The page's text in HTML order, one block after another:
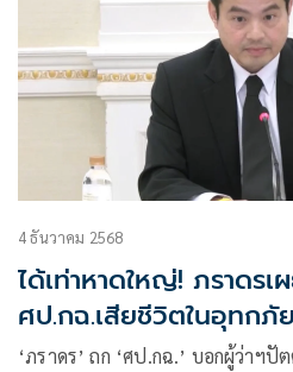
4 ธันวาคม 2568
ได้เท่าหาดใหญ่! ภราดรเ
ศป.กฉ.เสียชีวิตในอุทกภั
ล้าน
‘ภราดร’ ถก ‘ศป.กฉ.’ บอกผู้ว่าฯ